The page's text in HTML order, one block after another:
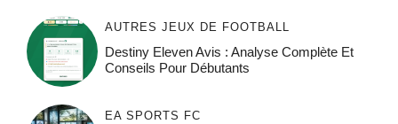
AUTRES JEUX DE FOOTBALL
Destiny Eleven Avis : Analyse Complète Et
Conseils Pour Débutants
EA SPORTS FC